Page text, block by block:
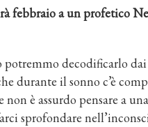
febbraio a un profetico
decodificarlo
durante il sonno c’è
è assurdo pensare a
sprofondare